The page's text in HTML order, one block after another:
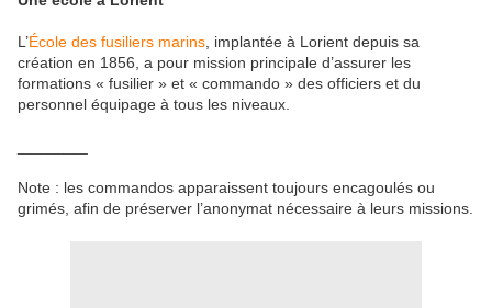
L’École des fusiliers marins , implantée à Lorient depuis sa
création en 1856, a pour mission principale d’assurer les
formations « fusilier » et « commando » des officiers et du
personnel équipage à tous les niveaux.
Note : les commandos apparaissent toujours encagoulés ou
grimés, afin de préserver l’anonymat nécessaire à leurs missions.